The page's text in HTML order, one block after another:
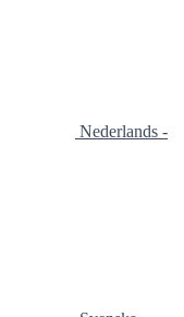
Nederlands -